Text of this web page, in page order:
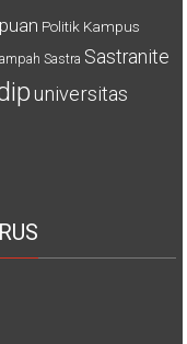
Politik Kampus
Sastra Sastranite
universitas